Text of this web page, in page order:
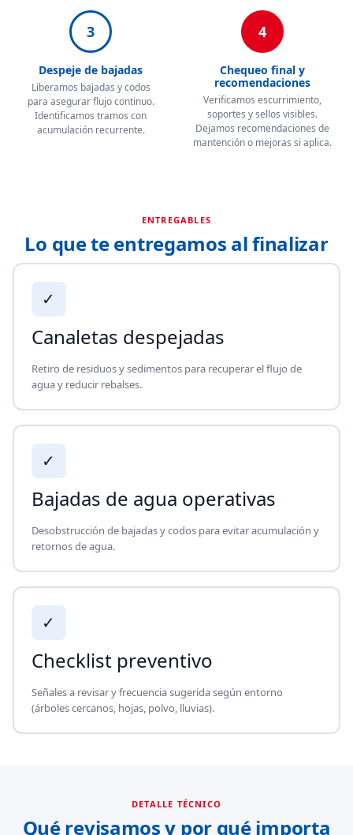
3
Despeje de bajadas
Liberamos bajadas y codos
para asegurar flujo continuo.
Identificamos tramos con
acumulación recurrente.
4
Chequeo final y
recomendaciones
Verificamos escurrimiento,
soportes y sellos visibles.
Dejamos recomendaciones de
mantención o mejoras si aplica.
ENTREGABLES
Lo que te entregamos al finalizar
✓
Canaletas despejadas
Retiro de residuos y sedimentos para recuperar el flujo de
agua y reducir rebalses.
✓
Bajadas de agua operativas
Desobstrucción de bajadas y codos para evitar acumulación y
retornos de agua.
✓
Checklist preventivo
Señales a revisar y frecuencia sugerida según entorno
(árboles cercanos, hojas, polvo, lluvias).
DETALLE TÉCNICO
Qué revisamos y por qué importa